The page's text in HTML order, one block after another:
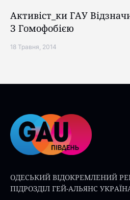
Активіст_ки ГАУ
З Гомофобією
18 Травня, 2014
ОДЕСЬКИЙ ВІДОКРЕМЛЕНИЙ
ПІДРОЗДІЛ ГЕЙ-АЛЬЯНС